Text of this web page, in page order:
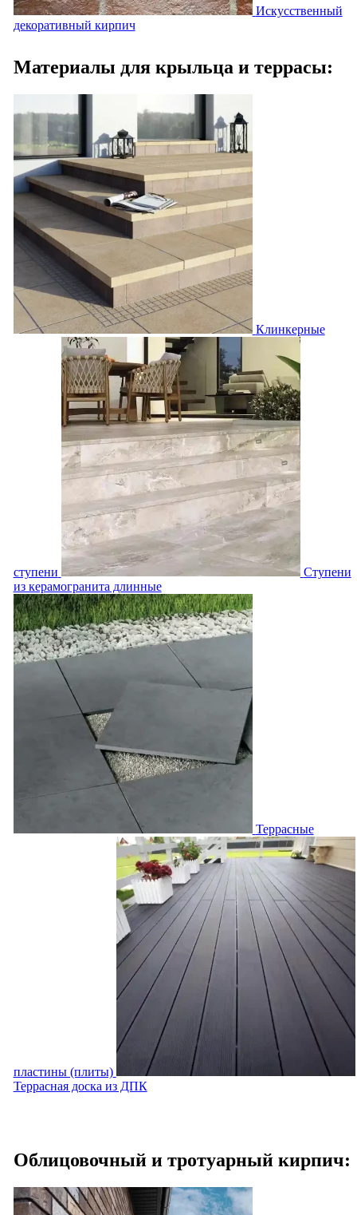
Искусственный
декоративный кирпич
Материалы для крыльца и террасы:
Клинкерные
ступени
Ступени
из керамогранита длинные
Террасные
пластины (плиты)
Террасная доска из ДПК
Облицовочный и тротуарный кирпич: